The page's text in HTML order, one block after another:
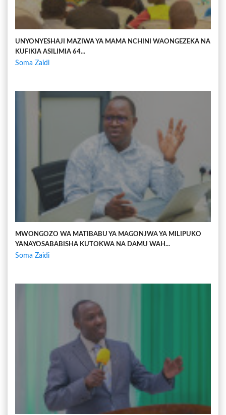
UNYONYESHAJI MAZIWA YA MAMA NCHINI WAONGEZEKA NA
KUFIKIA ASILIMIA 64...
Soma Zaidi
MWONGOZO WA MATIBABU YA MAGONJWA YA MILIPUKO
YANAYOSABABISHA KUTOKWA NA DAMU WAH...
Soma Zaidi